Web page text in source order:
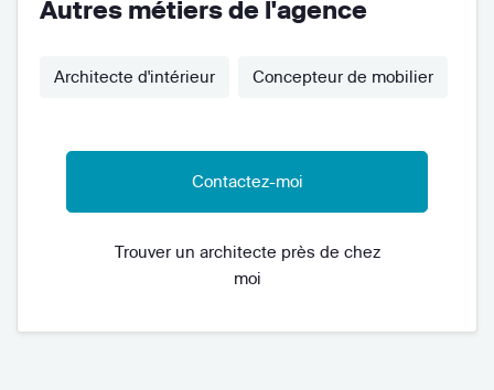
Autres métiers de l'agence
Architecte d'intérieur Concepteur de mobilier
Contactez-moi
Trouver un architecte près de chez
moi